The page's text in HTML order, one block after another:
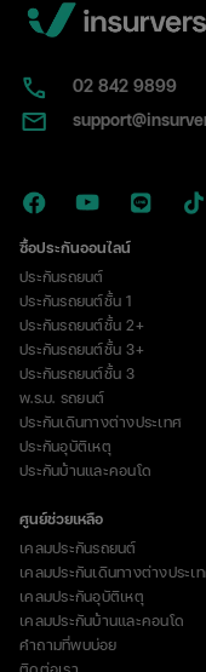
02​ 842 9899
ซื้อประกันออนไลน์
ประกันรถยนต์
ประกันรถยนต์ชั้น 1
ประกันรถยนต์ชั้น 2+
ประกันรถยนต์ชั้น 3+
ประกันรถยนต์ชั้น 3
พ.ร.บ. รถยนต์
ประกันเดินทางต่างประเทศ
ประกันอุบัติเหตุ
ประกันบ้านและคอนโด
ศูนย์ช่วยเหลือ
เคลมประกันรถยนต์
เคลมประกันเดินทางต่างประเ
เคลมประกันอุบัติเหตุ
เคลมประกันบ้านและคอนโด
คำถามที่พบบ่อย